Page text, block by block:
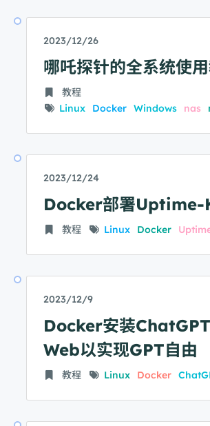
2023/12/26
哪吒探针的全系统使
教程
Linux
Docker Windows nas
2023/12/24
Docker部署Uptime-
教程 Linux Docker
2023/12/9
Docker安装
Web以实现GPT自由
教程 Linux Docker